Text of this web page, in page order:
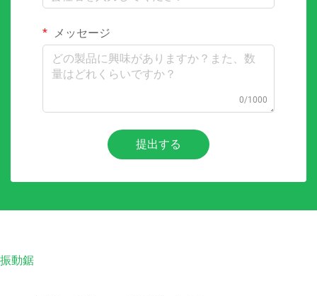
メッセージ
0/1000
提出する
振動鋸